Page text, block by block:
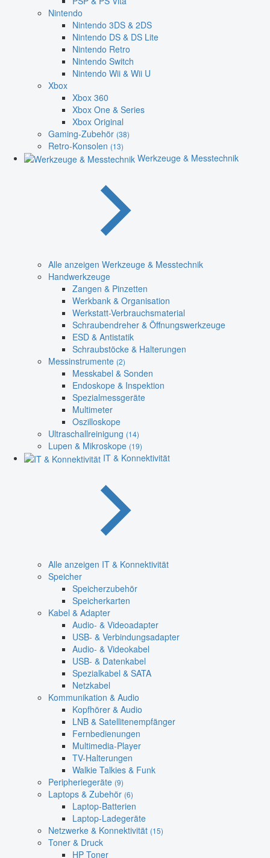
Nintendo
Nintendo 3DS & 2DS
Nintendo DS & DS Lite
Nintendo Retro
Nintendo Switch
Nintendo Wii & Wii U
Xbox
Xbox 360
Xbox One & Series
Xbox Original
Gaming-Zubehör (38)
Retro-Konsolen (13)
Werkzeuge & Messtechnik
Alle anzeigen Werkzeuge & Messtechnik
Handwerkzeuge
Zangen & Pinzetten
Werkbank & Organisation
Werkstatt-Verbrauchsmaterial
Schraubendreher & Öffnungswerkzeuge
ESD & Antistatik
Schraubstöcke & Halterungen
Messinstrumente (2)
Messkabel & Sonden
Endoskope & Inspektion
Spezialmessgeräte
Multimeter
Oszilloskope
Ultraschallreinigung (14)
Lupen & Mikroskope (19)
IT & Konnektivität
Alle anzeigen IT & Konnektivität
Speicher
Speicherzubehör
Speicherkarten
Kabel & Adapter
Audio- & Videoadapter
USB- & Verbindungsadapter
Audio- & Videokabel
USB- & Datenkabel
Spezialkabel & SATA
Netzkabel
Kommunikation & Audio
Kopfhörer & Audio
LNB & Satellitenempfänger
Fernbedienungen
Multimedia-Player
TV-Halterungen
Walkie Talkies & Funk
Peripheriegeräte (9)
Laptops & Zubehör (6)
Laptop-Batterien
Laptop-Ladegeräte
Netzwerke & Konnektivität (15)
Toner & Druck
HP Toner